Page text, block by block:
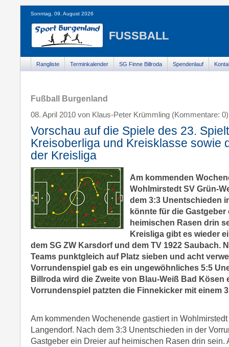
Sonntag, 09. August 2026
FUSSBALL
Rangliste Terminkalender SG Finne Billroda Spendenlauf
Fußball Burgenland
08. April 2010 von Klaus-Peter Krümmling (Kommentare: 0)
Vorschau auf die Spiele des 23.
Kreisoberliga und Kreisklasse sowie
der Kreisliga
Am kommenden
Wohlmirstedt SV Grün-
dem 3:3 Unentschieden
könnte für die Gastgeber
heimischen Rasen drin
Kreisliga gibt es wieder
dem SG ZW Karsdorf und dem TV 1922 Saubach.
Teams punktgleich auf Platz sieben und acht
Vorrundenspiel gab es ein ungewöhnliches 5:5
Billroda wird die Zweite von Blau-Weiß Bad Kösen
Vorrundenspiel patzten die Finnekicker mit einem
Am kommenden Wochenende gastiert in
Langendorf. Nach dem 3:3 Unentschieden in der
Gastgeber ein Dreier auf heimischen Rasen drin sein.